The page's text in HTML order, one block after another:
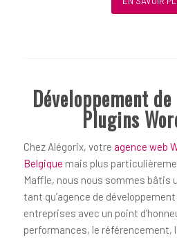
Développement
Plugins
Chez Alégorix, votre agence web
Belgique mais plus
Maffle, nous nous sommes bâtis
tant qu’agence de
entreprises avec un point
performances, le référencement,